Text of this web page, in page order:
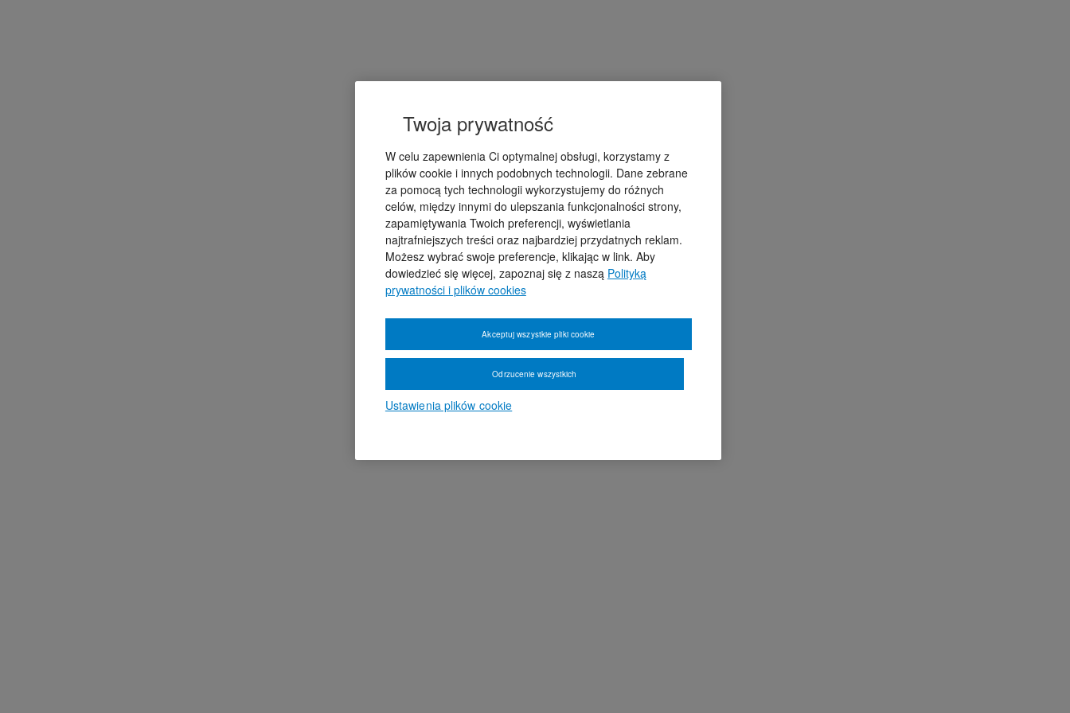
Twoja prywatność
W celu zapewnienia Ci optymalnej obsługi, korzystamy z
plików cookie i innych podobnych technologii. Dane zebrane
za pomocą tych technologii wykorzystujemy do różnych
celów, między innymi do ulepszania funkcjonalności strony,
zapamiętywania Twoich preferencji, wyświetlania
najtrafniejszych treści oraz najbardziej przydatnych reklam.
Możesz wybrać swoje preferencje, klikając w link. Aby
dowiedzieć się więcej, zapoznaj się z naszą Polityką
prywatności i plików cookies
Ustawienia plików cookie
Odrzucenie wszystkich
Akceptuj wszystkie pliki cookie